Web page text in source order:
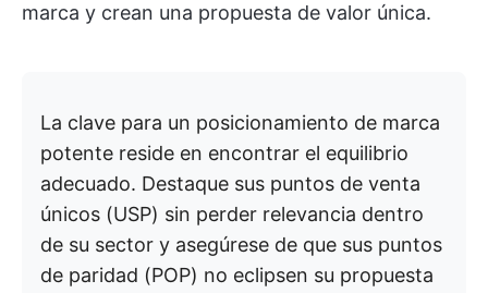
marca y crean una propuesta de valor única.
La clave para un posicionamiento de marca
potente reside en encontrar el equilibrio
adecuado. Destaque sus puntos de venta
únicos (USP) sin perder relevancia dentro
de su sector y asegúrese de que sus puntos
de paridad (POP) no eclipsen su propuesta